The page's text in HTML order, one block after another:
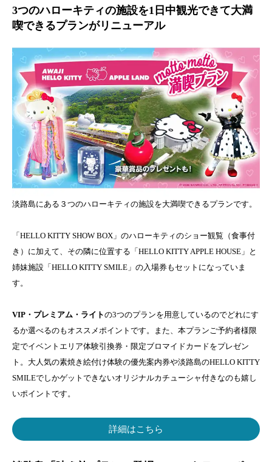
3つのハローキティの施設を1日中観光できて大満
喫できるプランがリニューアル
淡路島にある３つのハローキティの施設を大満喫できるプランです。
「HELLO KITTY SHOW BOX」のハローキティのショー観覧（食事付
き）に加えて、その隣に位置する「HELLO KITTY APPLE HOUSE」と
姉妹施設「HELLO KITTY SMILE」の入場券もセットになっていま
す。
VIP・プレミアム・ライトの3つのプランを用意しているのでどれにす
るか選べるのもオススメポイントです。また、本プランご予約者様限
定でイベントエリア体験引換券・限定ブロマイドカードをプレゼン
ト。大人気の素焼き絵付け体験の優先案内券や淡路島のHELLO KITTY
SMILEでしかゲットできないオリジナルカチューシャ付きなのも嬉し
いポイントです。
詳細はこちら